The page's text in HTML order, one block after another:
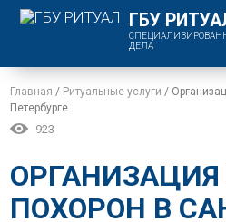
ГБУ
ДЕЛА
Главная / Ритуальные услуги /
Петербурге
923
ПОХОРОН В